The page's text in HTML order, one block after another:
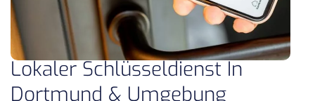
Lokaler Schlüsseldienst In
Dortmund & Umgebung